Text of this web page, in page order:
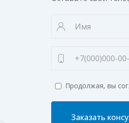
Продолжая, вы
Заказать